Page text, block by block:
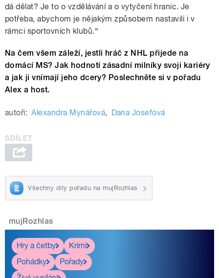
dá dělat? Je to o vzdělávání a o vytyčení hranic. Je
potřeba, abychom je nějakým způsobem nastavili i v
rámci sportovních klubů.“
Na čem všem záleží, jestli hráč z NHL přijede na
domácí MS? Jak hodnotí zásadní milníky svoji kariéry
a jak ji vnímají jeho dcery? Poslechněte si v pořadu
Alex a host.
autoři: Alexandra Mynářová, Dana Josefová
Všechny díly pořadu na mujRozhlas
mujRozhlas
Hry a četby
Krimi
Pohádky
Pořady